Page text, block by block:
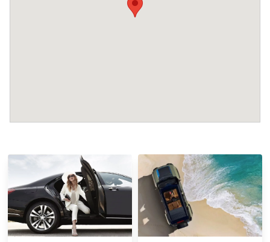
При регистрации заезда залог не требуется.